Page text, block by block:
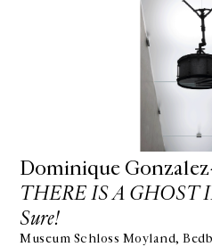
Dominique
THERE IS A GHOST
Sure!
Museum Schloss Moyland,